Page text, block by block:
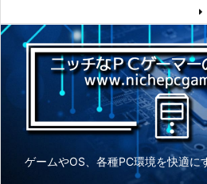
ゲームやOS、各種PC環境を快適に